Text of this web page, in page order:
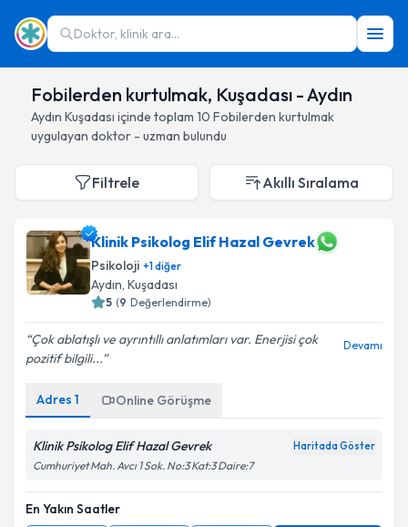
Doktor, klinik ara...
Fobilerden kurtulmak, Kuşadası - Aydın
Aydın Kuşadası içinde toplam 10 Fobilerden kurtulmak
uygulayan doktor - uzman bulundu
Filtrele Akıllı Sıralama
Klinik Psikolog Elif Hazal Gevrek
Psikoloji +1diğer
Aydın, Kuşadası
5 (9 Değerlendirme)
Çok ablatışlı ve ayrıntıllı anlatımları var. Enerjisi çok
pozitif bilgili...
Devamı
Adres 1 Online Görüşme
Klinik Psikolog Elif Hazal Gevrek Haritada Göster
Cumhuriyet Mah. Avcı 1 Sok. No:3 Kat:3 Daire:7
En Yakın Saatler